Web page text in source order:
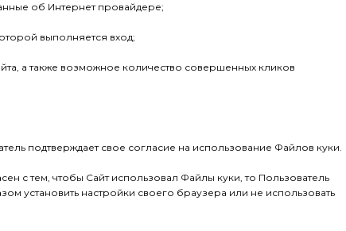
об Интернет провайдере;
выполняется вход;
а также возможное количество совершенных кликов
подтверждает свое согласие на использование Файлов куки.
с тем, чтобы Сайт использовал Файлы куки, то Пользователь
установить настройки своего браузера или не использовать